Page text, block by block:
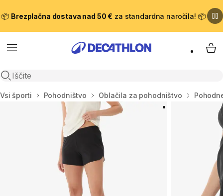
📦 Brezplačna dostava nad 50 € za standardna naročila! 📦
Meni
Odpri iskanje
Domov
Vsi športi Pohodništvo Oblačila za pohodništvo